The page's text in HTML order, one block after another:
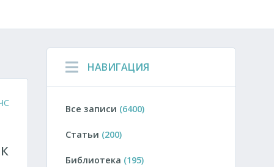
НАВИГАЦИЯ
Все записи (6400)
Статьи (200)
Библиотека (195)